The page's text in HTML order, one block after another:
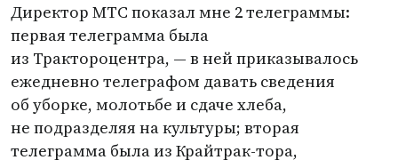
Директор МТС показал мне 2 телеграммы:
первая телеграмма была
из Трактороцентра, — в ней приказывалось
ежедневно телеграфом давать сведения
об уборке, молотьбе и сдаче хлеба,
не подразделяя на культуры; вторая
телеграмма была из Крайтрак-тора,